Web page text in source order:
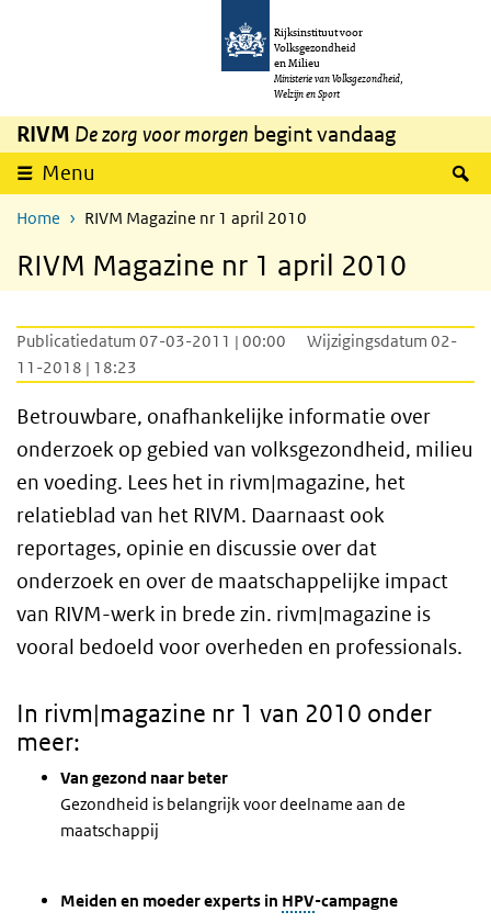
Overslaan en naar de inhoud gaan
Rijksinstituut voor
Volksgezondheid
en Milieu
Ministerie van Volksgezondheid,
Welzijn en Sport
RIVM De zorg voor morgen begint vandaag
Menu
Home RIVM Magazine nr 1 april 2010
RIVM Magazine nr 1 april 2010
Publicatiedatum 07-03-2011 | 00:00
Wijzigingsdatum 02-
11-2018 | 18:23
Betrouwbare, onafhankelijke informatie over
onderzoek op gebied van volksgezondheid, milieu
en voeding. Lees het in rivm|magazine, het
relatieblad van het RIVM. Daarnaast ook
reportages, opinie en discussie over dat
onderzoek en over de maatschappelijke impact
van RIVM-werk in brede zin. rivm|magazine is
vooral bedoeld voor overheden en professionals.
In rivm|magazine nr 1 van 2010 onder
meer:
Van gezond naar beter
Gezondheid is belangrijk voor deelname aan de
maatschappij
Meiden en moeder experts in HPV-campagne